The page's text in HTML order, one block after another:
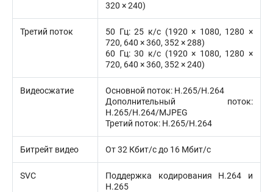
320 × 240)
Третий поток
50 Гц: 25 к/с (1920 × 1080, 1280 ×
720, 640 × 360, 352 × 288)
60 Гц: 30 к/с (1920 × 1080, 1280 ×
720, 640 × 360, 352 × 240)
Видеосжатие
Основной поток: H.265/H.264
Дополнительный поток:
H.265/H.264/MJPEG
Третий поток: H.265/H.264
Битрейт видео От 32 Кбит/с до 16 Мбит/с
SVC
Поддержка кодирования H.264 и
H.265